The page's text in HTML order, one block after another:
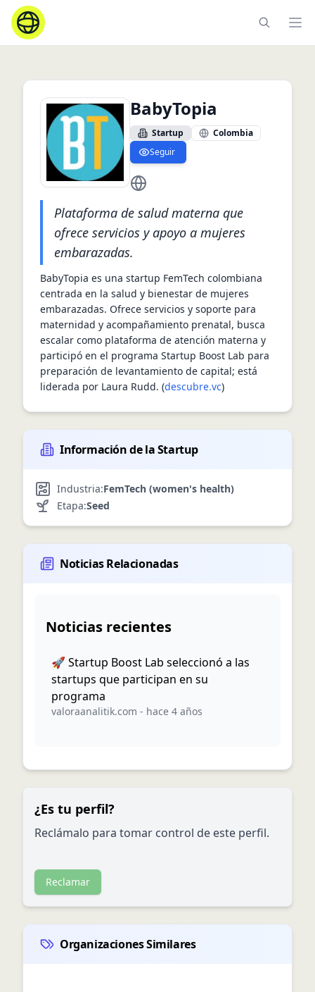
BabyTopia
Startup
Colombia
Seguir
https://www.babytopia.com.co/
Plataforma de salud materna que
ofrece servicios y apoyo a mujeres
embarazadas.
BabyTopia es una startup FemTech colombiana
centrada en la salud y bienestar de mujeres
embarazadas. Ofrece servicios y soporte para
maternidad y acompañamiento prenatal, busca
escalar como plataforma de atención materna y
participó en el programa Startup Boost Lab para
preparación de levantamiento de capital; está
liderada por Laura Rudd. (descubre.vc)
Información de la Startup
Industria:FemTech (women's health)
Etapa:Seed
Noticias Relacionadas
Noticias recientes
🚀 Startup Boost Lab seleccionó a las
startups que participan en su
programa
valoraanalitik.com - hace 4 años
¿Es tu perfil?
Reclámalo para tomar control de este perfil.
Reclamar
Organizaciones Similares